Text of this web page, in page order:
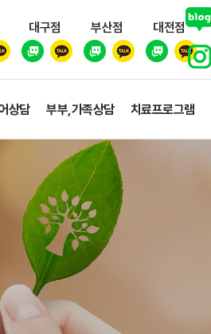
대구점 부산점 대전점
상담 부부,가족상담 치료프로그램